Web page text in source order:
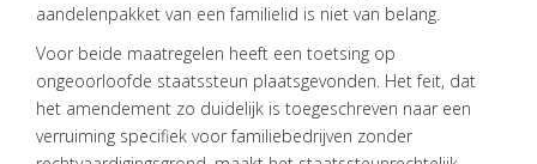
aandelenpakket van een familielid is niet van belang.
Voor beide maatregelen heeft een toetsing op
ongeoorloofde staatssteun plaatsgevonden. Het feit, dat
het amendement zo duidelijk is toegeschreven naar een
verruiming specifiek voor familiebedrijven zonder